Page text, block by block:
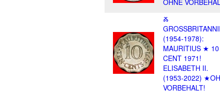
OHNE
Ⰶ
(1954-1978):
MAURITIUS ★ 10
CENT 1971!
ELISABETH II.
(1953-2022)
VORBEHALT!